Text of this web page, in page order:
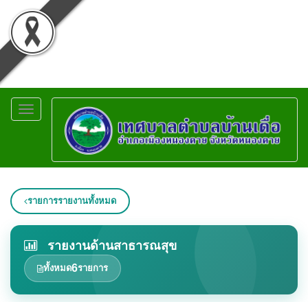
Toggle
navigation
รายการรายงานทั้งหมด
รายงานด้านสาธารณสุข
ทั้งหมด6รายการ